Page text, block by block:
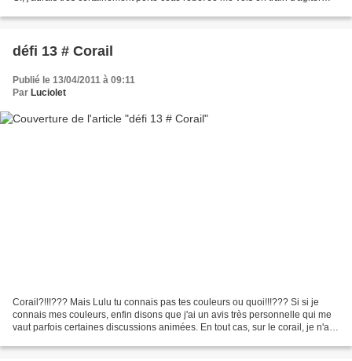
défi 13 # Corail
Publié le 13/04/2011 à 09:11
Par Luciolet
Corail?!!!??? Mais Lulu tu connais pas tes couleurs ou quoi!!!??? Si si je
connais mes couleurs, enfin disons que j'ai un avis très personnelle qui me
vaut parfois certaines discussions animées. En tout cas, sur le corail, je n'ai